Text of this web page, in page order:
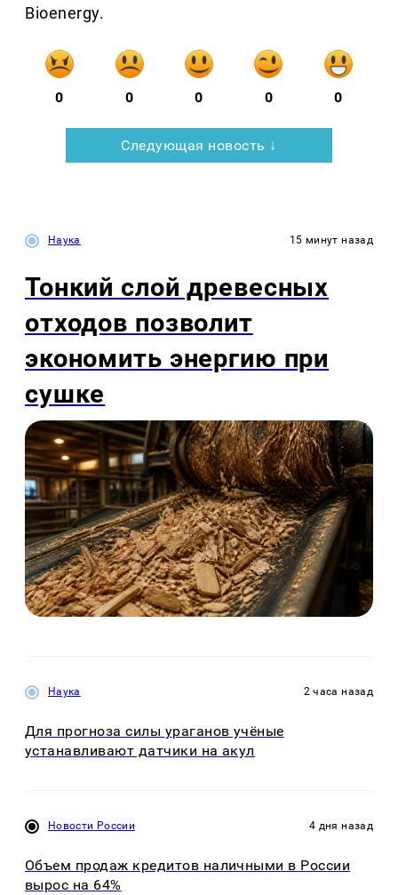
Bioenergy.
0 0 0 0 0
Следующая новость ↓
Наука 15 минут назад
Тонкий слой древесных
отходов позволит
экономить энергию при
сушке
Наука 2 часа назад
Для прогноза силы ураганов учёные
устанавливают датчики на акул
Новости России 4 дня назад
Объем продаж кредитов наличными в России
вырос на 64%